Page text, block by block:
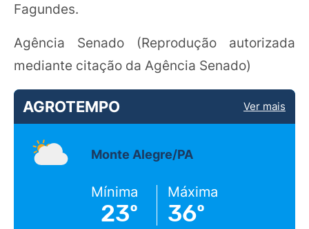
Fagundes.
Agência Senado (Reprodução autorizada
mediante citação da Agência Senado)
AGROTEMPO Ver mais
Monte Alegre/PA
Mínima
23º
Máxima
36º